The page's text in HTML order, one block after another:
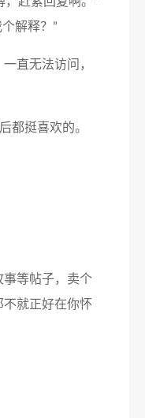
解释？”
直无法访问，
都挺喜欢的。
事等帖子，卖个
就正好在你怀